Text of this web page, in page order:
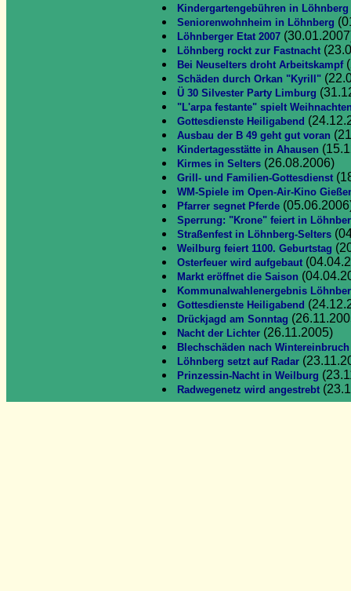
Kindergartengebühren in Löhnberg
Seniorenwohnheim in Löhnberg
Löhnberger Etat 2007
Löhnberg rockt zur Fastnacht
Bei Neuselters droht Arbeitskampf
Schäden durch Orkan "Kyrill"
Ü 30 Silvester Party Limburg
"L'arpa festante" spielt
Gottesdienste Heiligabend
Ausbau der B 49 geht gut voran
Kindertagesstätte in Ahausen
Kirmes in Selters (26.08.2006)
Grill- und Familien-Gottesdienst
WM-Spiele im Open-Air-Kino
Pfarrer segnet Pferde
Sperrung: "Krone" feiert in
Straßenfest in Löhnberg-Selters
Weilburg feiert 1100. Geburtstag
Osterfeuer wird aufgebaut
Markt eröffnet die Saison
Kommunalwahlenergebnis
Gottesdienste Heiligabend
Drückjagd am Sonntag
Nacht der Lichter (26.11.2005)
Blechschäden nach Wintereinbruch
Löhnberg setzt auf Radar
Prinzessin-Nacht in Weilburg
Radwegenetz wird angestrebt